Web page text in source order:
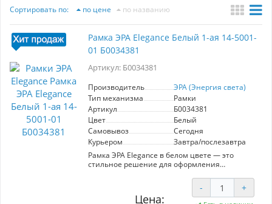
Сортировать по: по цене по названию
Рамка ЭРА Elegance Белый 1-ая 14-5001-
01 Б0034381
Артикул: Б0034381
Производитель
ЭРА (Энергия света)
Тип механизма
Рамки
Артикул
Б0034381
Цвет
Белый
Самовывоз
Сегодня
Курьером
Завтра/послезавтра
Рамка ЭРА Elegance в белом цвете — это
стильное решение для оформления
Б0034381 представляет собой
однофункциональную рамку, которая
идеально подходит для установки в любом
Цена:
- +